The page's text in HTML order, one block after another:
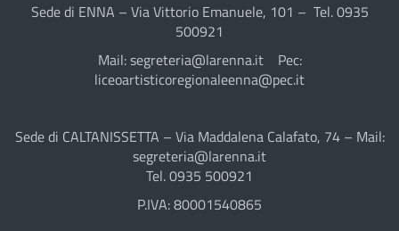
Sede di ENNA – Via Vittorio Emanuele, 101 – Tel. 0935
500921
Mail: segreteria@larenna.it Pec:
liceoartisticoregionaleenna@pec.it
Sede di CALTANISSETTA – Via Maddalena Calafato, 74 – Mail:
segreteria@larenna.it
Tel. 0935 500921
P.IVA: 80001540865